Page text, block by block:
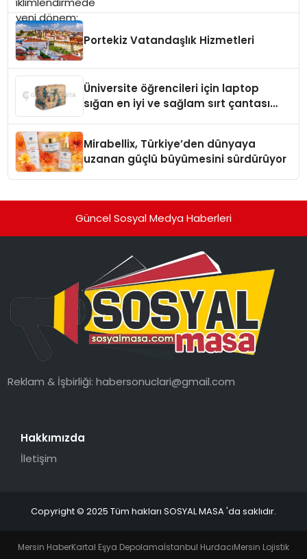
Portekiz Vatandaşlık Hizmetleri
Üniversite öğrencileri için laptop
sığan en iyi ve sağlam sırt çantası
Mirabellix, Türkiye’den dünyaya
uzanan güçlü büyümesini sürdürüyor
Güncel Sosyal Medya Haberleri
Reklam & İşbirliği:habersonuclari@gmail.com
Hakkımızda
İletişim
Copyright © 2025 Tüm hakları SOSYAL MASA 'da saklıdır.
Mersin HaberKartal Eşya Depolamaİstanbul HurdacıMersin Lojistik